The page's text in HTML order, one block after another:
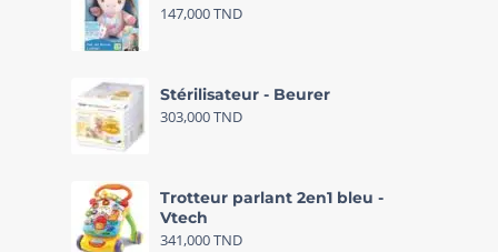
147,000TND
Stérilisateur - Beurer
303,000TND
Trotteur parlant 2en1 bleu -
Vtech
341,000TND